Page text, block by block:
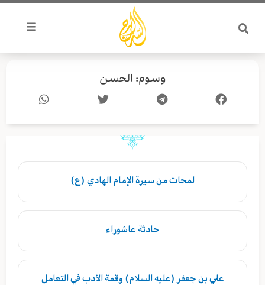
تخطي
المحتوى
وسوم: الحسن
لمحات من سيرة الإمام الهادي (ع)
حادثة عاشوراء
علي بن جعفر (عليه السلام) وقمة الأدب في التعامل